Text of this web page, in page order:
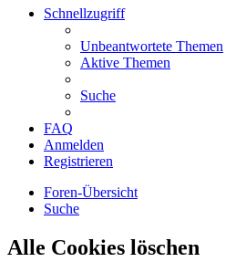
Schnellzugriff
Unbeantwortete Themen
Aktive Themen
Suche
FAQ
Anmelden
Registrieren
Foren-Übersicht
Suche
Alle Cookies löschen